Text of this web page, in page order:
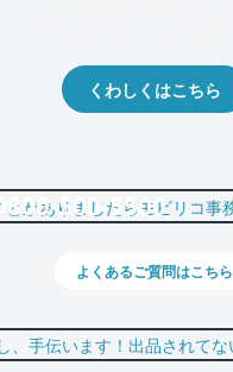
くわしくはこちら
500-5500
よくあるご質問はこちら